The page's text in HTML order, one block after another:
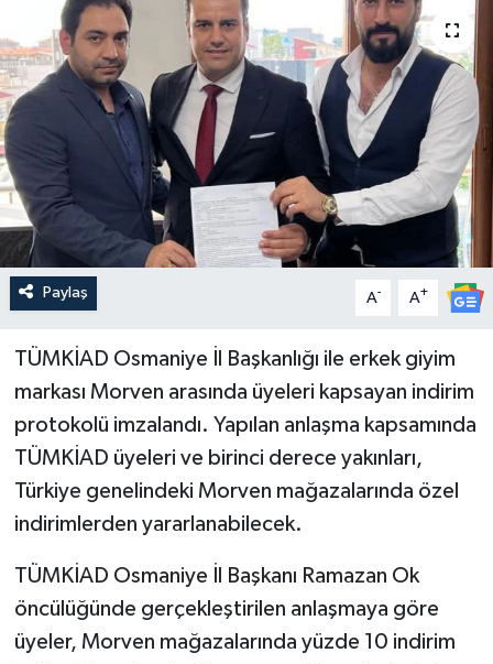
Paylaş A- A+
TÜMKİAD Osmaniye İl Başkanlığı ile erkek giyim
markası Morven arasında üyeleri kapsayan indirim
protokolü imzalandı. Yapılan anlaşma kapsamında
TÜMKİAD üyeleri ve birinci derece yakınları,
Türkiye genelindeki Morven mağazalarında özel
indirimlerden yararlanabilecek.
TÜMKİAD Osmaniye İl Başkanı Ramazan Ok
öncülüğünde gerçekleştirilen anlaşmaya göre
üyeler, Morven mağazalarında yüzde 10 indirim